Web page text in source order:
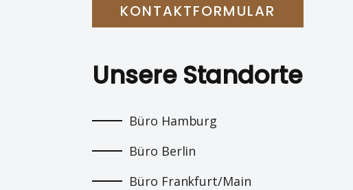
KONTAKTFORMULAR
Unsere Standorte
Büro Hamburg
Büro Berlin
Büro Frankfurt/Main